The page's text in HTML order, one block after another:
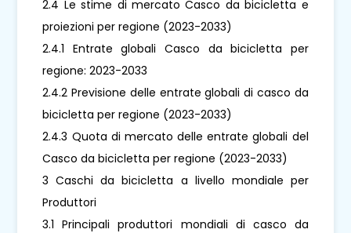
2.4 Le stime di mercato Casco da bicicletta e
proiezioni per regione (2023-2033)
2.4.1 Entrate globali Casco da bicicletta per
regione: 2023-2033
2.4.2 Previsione delle entrate globali di casco da
bicicletta per regione (2023-2033)
2.4.3 Quota di mercato delle entrate globali del
Casco da bicicletta per regione (2023-2033)
3 Caschi da bicicletta a livello mondiale per
Produttori
3.1 Principali produttori mondiali di casco da